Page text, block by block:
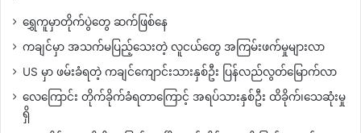
ရွှေကူမှာတိုက်ပွဲတွေ ဆက်ဖြစ်နေ
ကချင်မှာ အသက်မပြည့်သေးတဲ့ လူငယ်တွေ အကြမ်းဖက်မှုများလာ
US မှာ ဖမ်းခံရတဲ့ ကချင်ကျောင်းသားနှစ်ဦး ပြန်လည်လွတ်မြောက်လာ
လေကြောင်း တိုက်ခိုက်ခံရတာကြောင့် အရပ်သားနှစ်ဦး ထိခိုက်၊သေဆုံးမှု
ရှိ